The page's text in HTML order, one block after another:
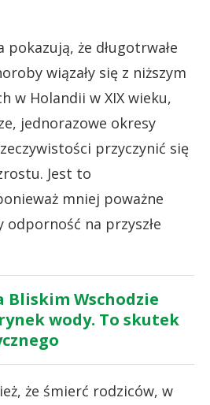
pokazują, że długotrwałe
wiązały się z niższym
w Holandii w XIX wieku,
jednorazowe okresy
przyczynić się
Jest to
mniej poważne
odporność na przyszłe
Bliskim Wschodzie
wody. To skutek
że śmierć rodziców, w